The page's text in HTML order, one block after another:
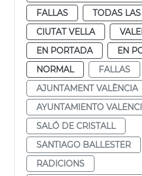
FALLAS
TODAS
CIUTAT VELLA
EN PORTADA
EN
NORMAL
FALLAS
AJUNTAMENT VALÈNCIA
AYUNTAMIENTO
SALÓ DE CRISTALL
SANTIAGO BALLESTER
RADICIONS